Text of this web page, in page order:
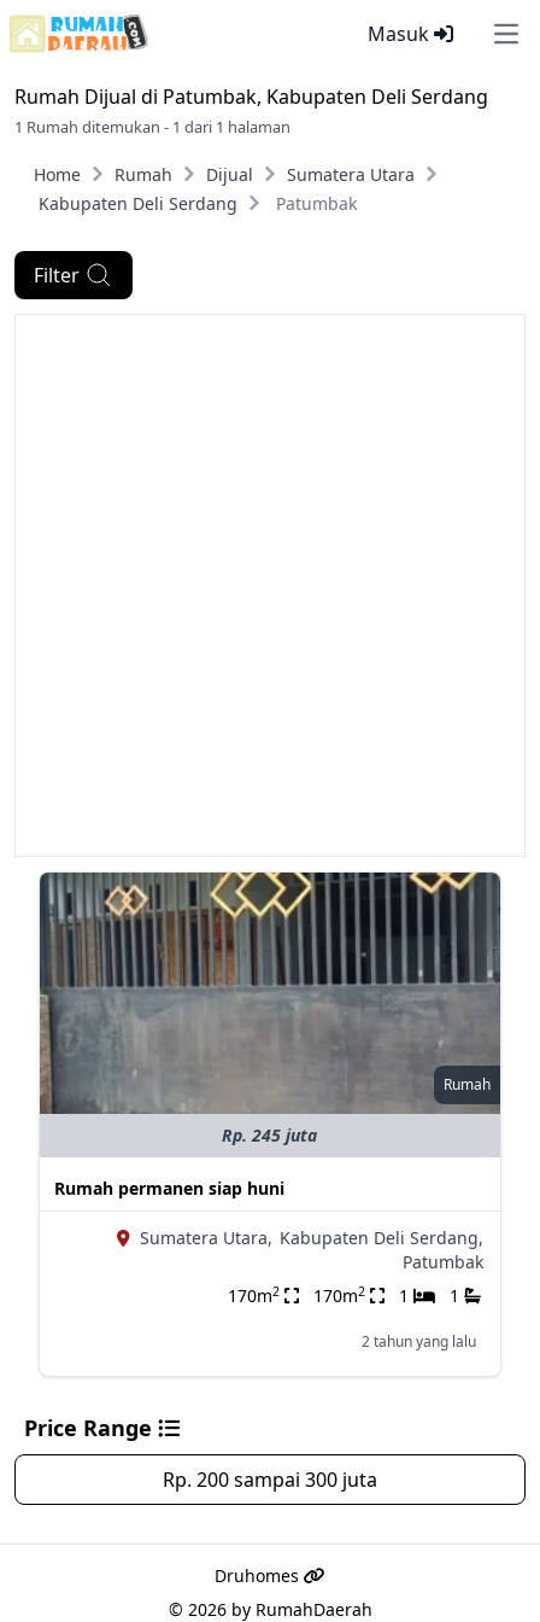
Masuk
Rumah Dijual di Patumbak, Kabupaten Deli Serdang
1 Rumah ditemukan - 1 dari 1 halaman
Home Rumah Dijual
Sumatera Utara
Kabupaten Deli Serdang
Patumbak
Filter
Rumah
Rp. 245 juta
Rumah permanen siap huni
Sumatera Utara, Kabupaten Deli Serdang,
Patumbak
170m2 170m2 1 1
2 tahun yang lalu
Price Range
Rp. 200 sampai 300 juta
Druhomes
© 2026 by RumahDaerah